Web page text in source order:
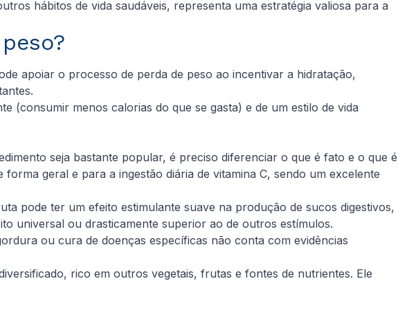
hábitos de vida saudáveis, representa uma estratégia valiosa para a
apoiar o processo de perda de peso ao incentivar a hidratação,
(consumir menos calorias do que se gasta) e de um estilo de vida
seja bastante popular, é preciso diferenciar o que é fato e o que é
geral e para a ingestão diária de vitamina C, sendo um excelente
pode ter um efeito estimulante suave na produção de sucos digestivos,
universal ou drasticamente superior ao de outros estímulos.
ou cura de doenças específicas não conta com evidências
rico em outros vegetais, frutas e fontes de nutrientes. Ele